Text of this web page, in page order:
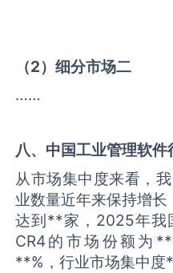
（2）细分市场二
……
八、中国工业管理软件
从市场集中度来看，
业数量近年来保持增
达到**家，2025年我
CR4的市场份额为
**%，行业市场集中度